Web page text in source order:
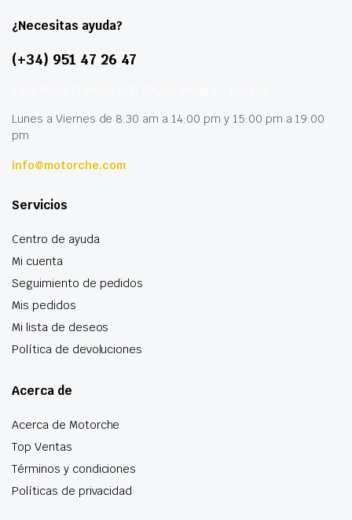
¿Necesitas ayuda?
(+34) 951 47 26 47
Lunes a Viernes de 8:30 am a 14:00 pm y 15:00 pm a 19:00
pm
info@motorche.com
Servicios
Centro de ayuda
Mi cuenta
Seguimiento de pedidos
Mis pedidos
Mi lista de deseos
Política de devoluciones
Acerca de
Acerca de Motorche
Top Ventas
Términos y condiciones
Políticas de privacidad